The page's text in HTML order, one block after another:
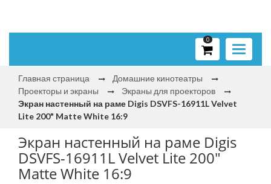
Toggle
0
Главная страница
Домашние кинотеатры
Проекторы и экраны
Экраны для проекторов
Экран настенный на раме Digis DSVFS-16911L Velvet
Lite 200" Matte White 16:9
Экран настенный на раме Digis
DSVFS-16911L Velvet Lite 200"
Matte White 16:9